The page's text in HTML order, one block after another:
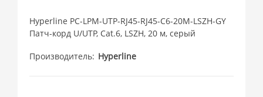
Hyperline PC-LPM-UTP-RJ45-RJ45-C6-20M-LSZH-GY
Патч-корд U/UTP, Cat.6, LSZH, 20 м, серый
Производитель Hyperline